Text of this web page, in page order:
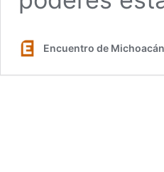
Encuentro de Michoacán